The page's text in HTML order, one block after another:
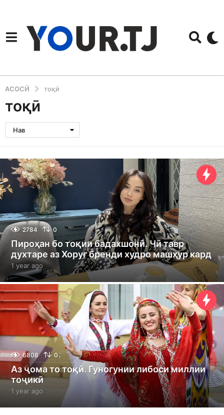
АСОСӢ тоқӣ
тоқӣ
Нав
2784 0
Пироҳан бо тоқии бадахшонӣ. Чӣ тавр
духтаре аз Хоруғ бренди худро машҳур кард
1 year ago1
y
e
a
r
a
g
o
6808 0
Аз ҷома то тоқӣ. Гуногунии либоси миллии
тоҷикӣ
1 year ago
e